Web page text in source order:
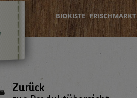
BIOKISTE FRISCHMARKT
Zurück